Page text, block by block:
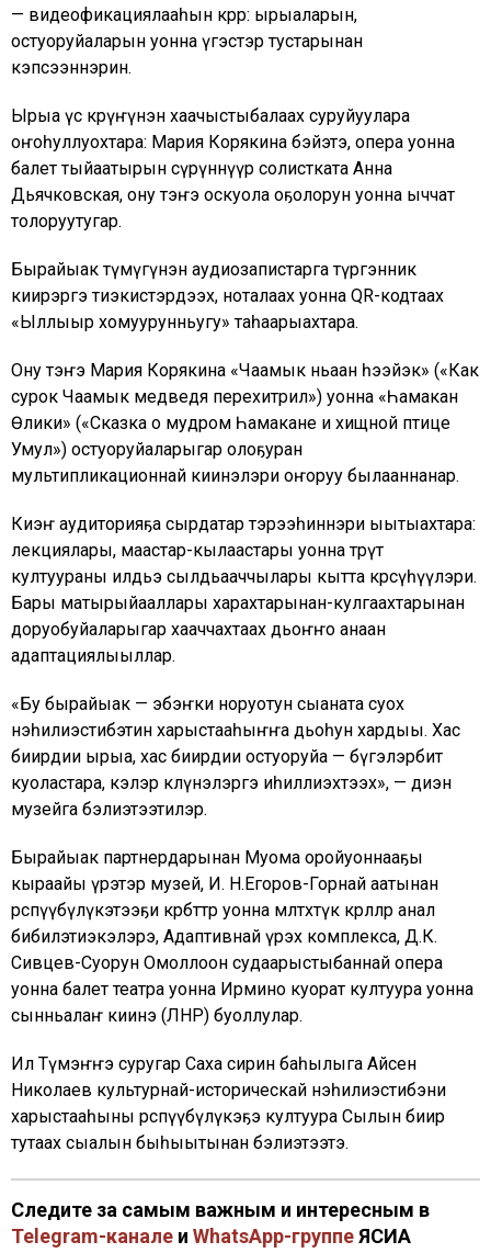
— видеофикациялааһын көрөр: ырыаларын,
остуоруйаларын уонна үгэстэр тустарынан
кэпсээннэрин.
Ырыа үс көрүҥүнэн хаачыстыбалаах суруйуулара
оҥоһуллуохтара: Мария Корякина бэйэтэ, опера уонна
балет тыйаатырын сүрүннүүр солистката Анна
Дьячковская, ону тэҥэ оскуола оҕолорун уонна ыччат
толоруутугар.
Бырайыак түмүгүнэн аудиозапистарга түргэнник
киирэргэ тиэкистэрдээх, ноталаах уонна QR-кодтаах
«Ыллыыр хомуурунньугу» таһаарыахтара.
Ону тэҥэ Мария Корякина «Чаамык ньаан һээйэк» («Как
сурок Чаамык медведя перехитрил») уонна «Һамакан
Өлики» («Сказка о мудром Һамакане и хищной птице
Умул») остуоруйаларыгар олоҕуран
мультипликационнай киинэлэри оҥоруу былааннанар.
Киэҥ аудиторияҕа сырдатар тэрээһиннэри ыытыахтара:
лекциялары, маастар-кылаастары уонна төрүт
култуураны илдьэ сылдьааччылары кытта көрсүһүүлэри.
Бары матырыйааллары харахтарынан-кулгаахтарынан
доруобуйаларыгар хааччахтаах дьоҥҥо анаан
адаптациялыыллар.
«Бу бырайыак — эбэҥки норуотун сыаната суох
нэһилиэстибэтин харыстааһыҥҥа дьоһун хардыы. Хас
биирдии ырыа, хас биирдии остуоруйа — өбүгэлэрбит
куоластара, кэлэр көлүөнэлэргэ иһиллиэхтээх», — диэн
музейга бэлиэтээтилэр.
Бырайыак партнердарынан Муома оройуоннааҕы
кыраайы үөрэтэр музей, И. Н.Егоров-Горнай аатынан
өрөспүүбүлүкэтээҕи көрбөттөр уонна мөлтөхтүк көрөллөр анал
бибилэтиэкэлэрэ, Адаптивнай үөрэх комплекса, Д.К.
Сивцев-Суорун Омоллоон судаарыстыбаннай опера
уонна балет театра уонна Ирмино куорат култуура уонна
сынньалаҥ киинэ (ЛНР) буоллулар.
Ил Түмэҥҥэ суругар Саха сирин баһылыга Айсен
Николаев культурнай-историческай нэһилиэстибэни
харыстааһыны өрөспүүбүлүкэҕэ култуура Сылын биир
тутаах сыалын быһыытынан бэлиэтээтэ.
Следите за самым важным и интересным в
Telegram-канале и WhatsApp-группеЯСИА